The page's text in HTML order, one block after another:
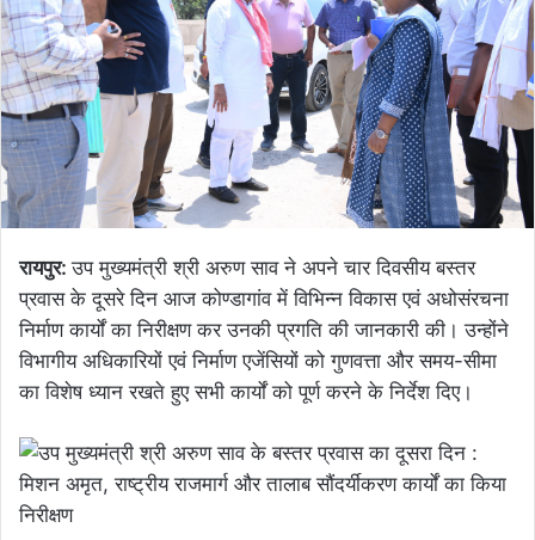
रायपुर:उप मुख्यमंत्री श्री अरुण साव ने अपने चार दिवसीय बस्तर
प्रवास के दूसरे दिन आज कोण्डागांव में विभिन्न विकास एवं अधोसंरचना
निर्माण कार्यों का निरीक्षण कर उनकी प्रगति की जानकारी की। उन्होंने
विभागीय अधिकारियों एवं निर्माण एजेंसियों को गुणवत्ता और समय-सीमा
का विशेष ध्यान रखते हुए सभी कार्यों को पूर्ण करने के निर्देश दिए।